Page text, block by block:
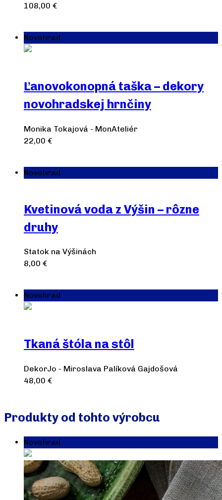
108,00 €
Novohrad
Ľanovokonopná taška – dekory
novohradskej hrnčiny
Monika Tokajová - MonAteliér
22,00 €
Novohrad
Kvetinová voda z Výšin – rôzne
druhy
Statok na Výšinách
8,00 €
Novohrad
Tkaná štóla na stôl
DekorJo - Miroslava Palíková Gajdošová
48,00 €
Produkty od tohto výrobcu
Novohrad